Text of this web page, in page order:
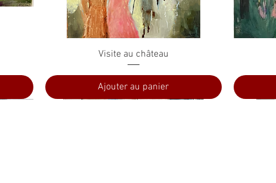
Aperçu rapide
Visite au château
Ajouter au panier